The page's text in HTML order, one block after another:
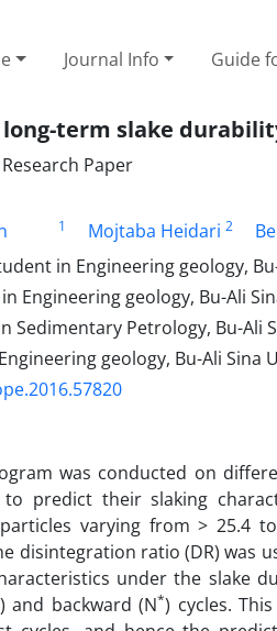
Journal Info Guide
term slake
Paper
1 Mojtaba Heidari 2
in Engineering geology,
Engineering geology, Bu-Ali
Sedimentary Petrology, Bu-
geology, Bu-Ali
was conducted on
to predict their slaking
varying from > 25.4
disintegration ratio (DR) was
under the slake
and backward (N*) cycles.